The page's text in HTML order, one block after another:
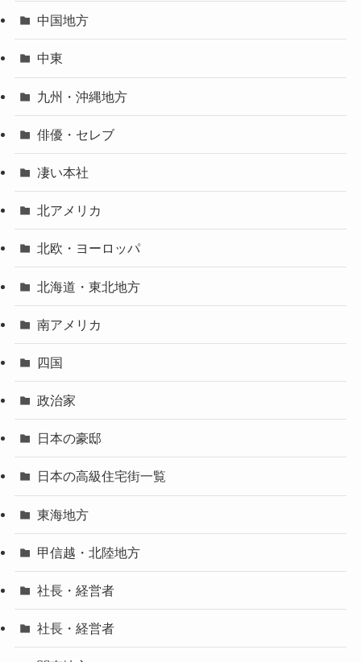
中国地方
中東
九州・沖縄地方
俳優・セレブ
凄い本社
北アメリカ
北欧・ヨーロッパ
北海道・東北地方
南アメリカ
四国
政治家
日本の豪邸
日本の高級住宅街一覧
東海地方
甲信越・北陸地方
社長・経営者
社長・経営者